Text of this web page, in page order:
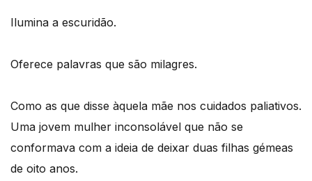
Ilumina a escuridão.
Oferece palavras que são milagres.
Como as que disse àquela mãe nos cuidados paliativos.
Uma jovem mulher inconsolável que não se
conformava com a ideia de deixar duas filhas gémeas
de oito anos.